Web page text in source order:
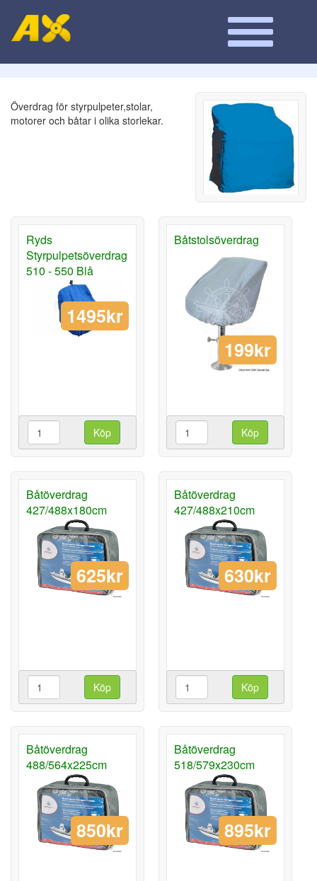
Överdrag för styrpulpeter,stolar,
motorer och båtar i olika storlekar.
Ryds
Styrpulpetsöverdrag
510 - 550 Blå
1495kr
Köp
Båtstolsöverdrag
199kr
Köp
Båtöverdrag
427/488x180cm
625kr
Köp
Båtöverdrag
427/488x210cm
630kr
Köp
Båtöverdrag
488/564x225cm
850kr
Båtöverdrag
518/579x230cm
895kr